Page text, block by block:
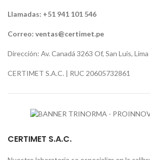
Llamadas: +51 941 101 546
Correo: ventas@certimet.pe
Dirección: Av. Canadá 3263 Of, San Luis,
CERTIMET S.A.C. | RUC 20605732861
CERTIMET S.A.C.